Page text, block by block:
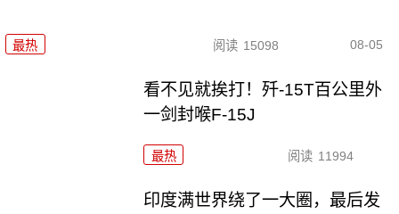
最热 阅读 15098 08-05
看不见就挨打！歼-15T百公里外
一剑封喉F-15J
最热 阅读 11994
印度满世界绕了一大圈，最后发